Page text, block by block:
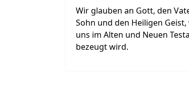
Wir glauben an Gott, den
Sohn und den Heiligen Geist,
uns im Alten und Neuen
bezeugt wird.